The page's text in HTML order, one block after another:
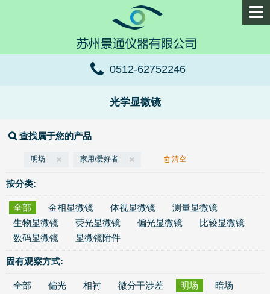
0512-62752246
光学显微镜
查找属于您的产品
明场 家用/爱好者 清空
按分类:
全部 金相显微镜 体视显微镜
测量显微镜
生物显微镜
荧光显微镜 偏光显微镜
比较显微镜
数码显微镜
显微镜附件
固有观察方式:
全部 偏光 相衬 微分干涉差 明场
暗场